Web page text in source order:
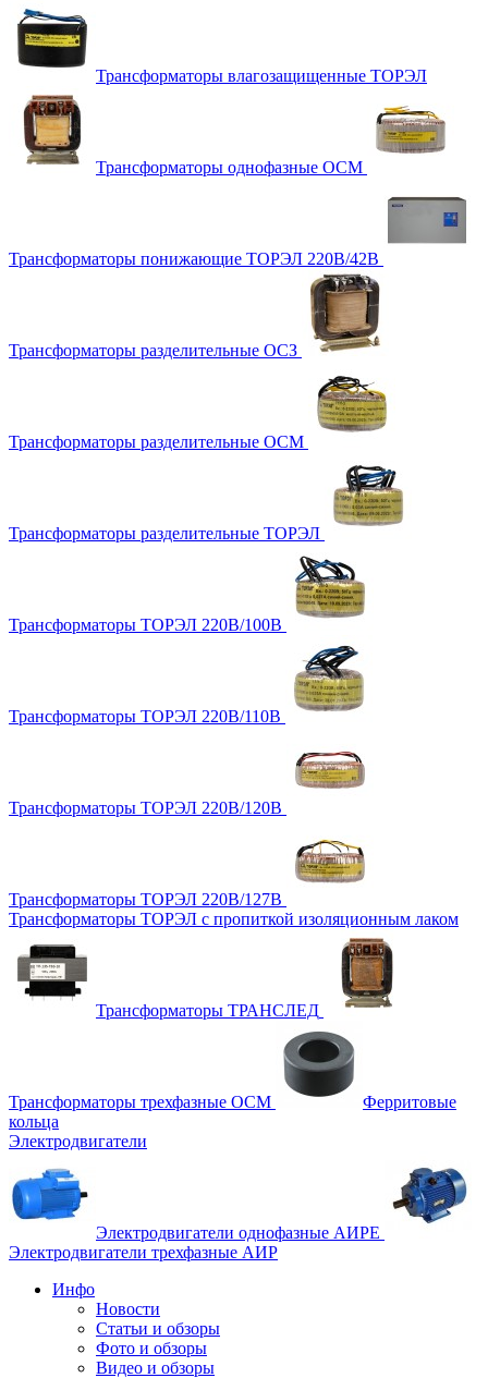
Трансформаторы влагозащищенные ТОРЭЛ
Трансформаторы однофазные ОСМ
Трансформаторы понижающие ТОРЭЛ 220В/42В
Трансформаторы разделительные ОСЗ
Трансформаторы разделительные ОСМ
Трансформаторы разделительные ТОРЭЛ
Трансформаторы ТОРЭЛ 220В/100В
Трансформаторы ТОРЭЛ 220В/110В
Трансформаторы ТОРЭЛ 220В/120В
Трансформаторы ТОРЭЛ 220В/127В
Трансформаторы ТОРЭЛ с пропиткой изоляционным лаком
Трансформаторы ТРАНСЛЕД
Трансформаторы трехфазные ОСМ
Ферритовые
кольца
Электродвигатели
Электродвигатели однофазные АИРЕ
Электродвигатели трехфазные АИР
Инфо
Новости
Статьи и обзоры
Фото и обзоры
Видео и обзоры